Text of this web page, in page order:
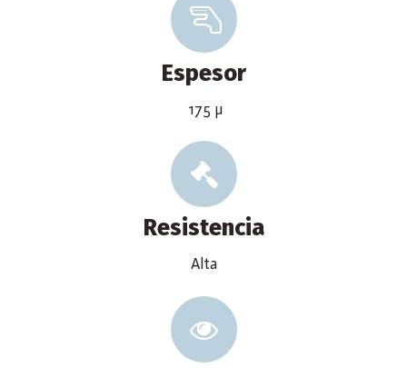
Espesor
175 µ
Resistencia
Alta